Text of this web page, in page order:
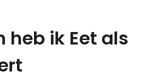
heb ik Eet als